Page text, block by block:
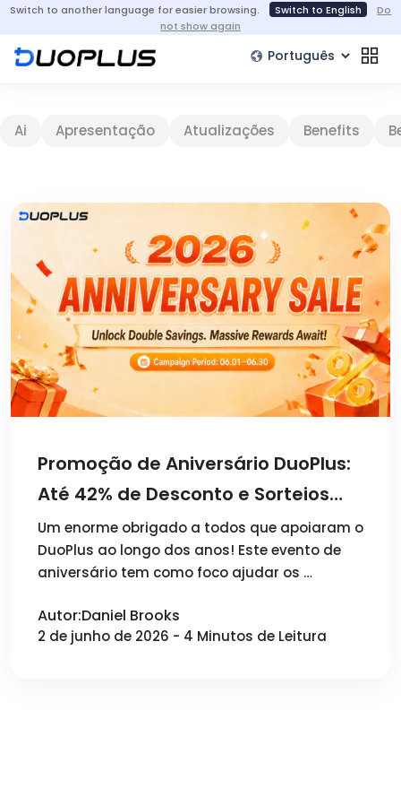
Switch to another language for easier browsing. Switch to English
Do
not show again
Ai Apresentação Atualizações Benefits
Promoção de Aniversário DuoPlus:
Até 42% de Desconto e Sorteios
Semanais
Um enorme obrigado a todos que apoiaram o
DuoPlus ao longo dos anos! Este evento de
aniversário tem como foco ajudar os …
Autor:Daniel Brooks
2 de junho de 2026 - 4 Minutos de Leitura